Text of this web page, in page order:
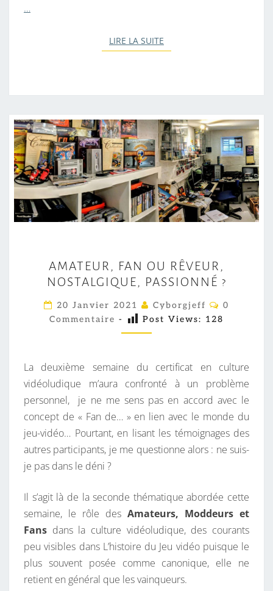
…
LIRE LA SUITE
M
A
T
E
U
,
F
A
N
O
U
V
E
U
R
,
N
AMATEUR, FAN OU RÊVEUR,
NOSTALGIQUE, PASSIONNÉ ?
20 Janvier 2021 Cyborgjeff
C
M
A
I
R
E
0
Commentaire - Post Views: 128
La deuxième semaine du certificat en culture
vidéoludique m’aura confronté à un problème
personnel, je ne me sens pas en accord avec le
concept de « Fan de… » en lien avec le monde du
jeu-vidéo… Pourtant, en lisant les témoignages des
autres participants, je me questionne alors : ne suis-
je pas dans le déni ?
Il s’agit là de la seconde thématique abordée cette
semaine, le rôle des Amateurs, Moddeurs et
Fans dans la culture vidéoludique, des courants
peu visibles dans L’histoire du Jeu vidéo puisque le
plus souvent posée comme canonique, elle ne
retient en général que les vainqueurs.